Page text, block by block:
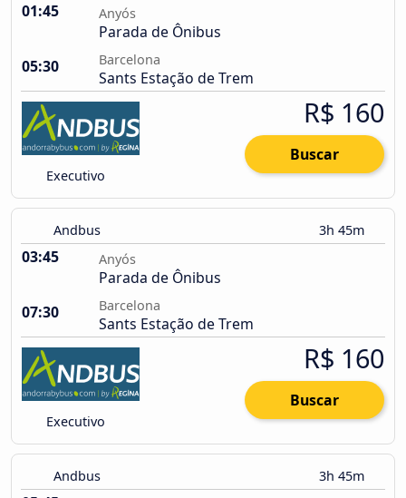
01:45 Anyós
Parada de Ônibus
05:30
Barcelona
Sants Estação de Trem
Executivo
R$ 160
Buscar
Andbus 3h 45m
03:45 Anyós
Parada de Ônibus
07:30
Barcelona
Sants Estação de Trem
Executivo
R$ 160
Buscar
Andbus 3h 45m